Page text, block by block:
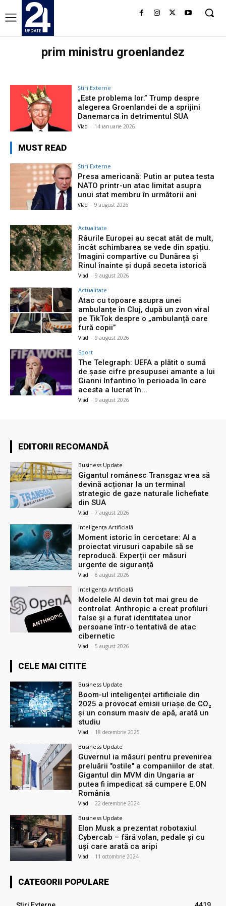
prim ministru groenlandez
Știri Externe
„Este problema lor.” Trump despre
alegerea Groenlandei de a sprijini
Danemarca în detrimentul SUA
Vlad - 14 ianuarie 2026
MUST READ
Știri Externe
Presa americană: Putin ar putea testa
NATO printr-un atac limitat asupra
unui stat membru în următorii ani
Vlad - 9 august 2026
Actualitate
Râurile Europei au secat atât de mult,
încât schimbarea se vede din spațiu.
Imagini compartive cu Dunărea și
Rinul înainte și după seceta istorică
Vlad - 9 august 2026
Actualitate
Atac cu topoare asupra unei
ambulanțe în Cluj, după un zvon viral
pe TikTok despre o „ambulanță care
fură copii”
Vlad - 9 august 2026
Sport
The Telegraph: UEFA a plătit o sumă
de șase cifre presupusei amante a lui
Gianni Infantino în perioada în care
acesta a lucrat în...
Vlad - 9 august 2026
EDITORII RECOMANDĂ
Business Update
Gigantul românesc Transgaz vrea să
devină acționar la un terminal
strategic de gaze naturale lichefiate
din SUA
Vlad - 7 august 2026
Inteligența Artificială
Moment istoric în cercetare: AI a
proiectat virusuri capabile să se
reproducă. Experții cer măsuri
urgente de siguranță
Vlad - 6 august 2026
Inteligența Artificială
Modelele AI devin tot mai greu de
controlat. Anthropic a creat profiluri
false și a furat identitatea unor
persoane într-o tentativă de atac
cibernetic
Vlad - 5 august 2026
CELE MAI CITITE
Business Update
Boom-ul inteligenței artificiale din
2025 a provocat emisii uriașe de CO₂
și un consum masiv de apă, arată un
studiu
Vlad - 18 decembrie 2025
Business Update
Guvernul ia măsuri pentru prevenirea
preluării ″ostile″ a companiilor de stat.
Gigantul din MVM din Ungaria ar
putea fi impedicat să cumpere E.ON
România
Vlad - 22 decembrie 2024
Business Update
Elon Musk a prezentat robotaxiul
Cyberсab – fără volan, pedale și cu
uși care arată ca aripi
Vlad - 11 octombrie 2024
CATEGORII POPULARE